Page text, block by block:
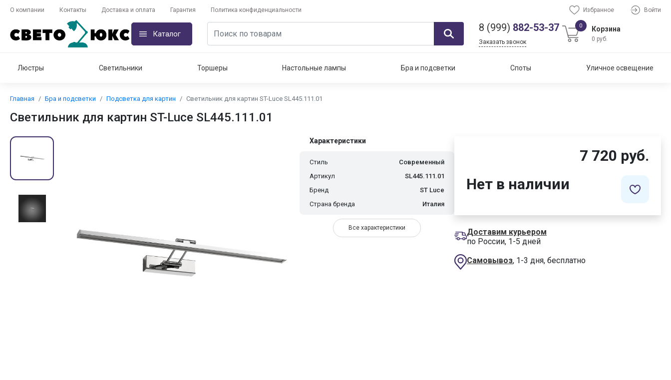
О компании Контакты Доставка и оплата Гарантия Политика конфиденциальности Избранное Войти
Каталог
8 (999) 882-53-37
Заказать звонок
0 Корзина
0 руб.
Люстры Светильники Торшеры Настольные лампы Бра и подсветки Споты Уличное освещение
Главная Бра и подсветки Подсветка для картин Светильник для картин ST-Luce SL445.111.01
Светильник для картин ST-Luce SL445.111.01
Характеристики
Стиль
Современный
Артикул
SL445.111.01
Бренд
ST Luce
Страна бренда
Италия
Все характеристики
7 720 руб.
Нет в наличии
Доставим курьером
по России, 1-5 дней
Самовывоз, 1-3 дня, бесплатно